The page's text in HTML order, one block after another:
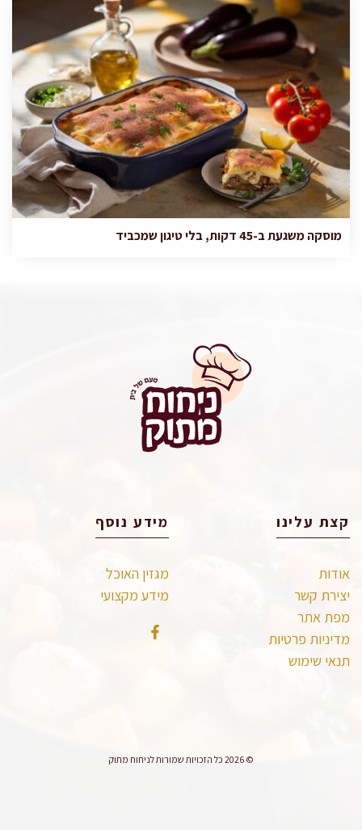
מוסקה משגעת ב-45 דקות, בלי טיגון שמכביד
קצת עלינו
אודות
יצירת קשר
מפת אתר
מדיניות פרטיות
תנאי שימוש
מידע נוסף
מגזין האוכל
מידע מקצועי
© 2026 כל הזכויות שמורות לניחוח מתוק